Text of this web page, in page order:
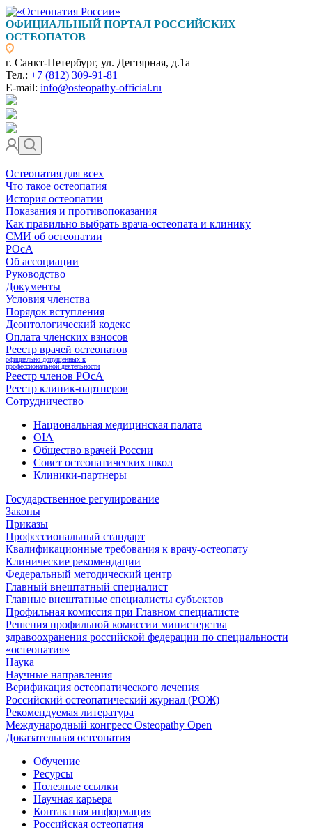
ОФИЦИАЛЬНЫЙ ПОРТАЛ РОССИЙСКИХ
ОСТЕОПАТОВ
г. Санкт-Петербург, ул. Дегтярная, д.1а
Тел.: +7 (812) 309-91-81
E-mail: info@osteopathy-official.ru
Остеопатия для всех
Что такое остеопатия
История остеопатии
Показания и противопоказания
Как правильно выбрать врача-остеопата и клинику
СМИ об остеопатии
РОсА
Об ассоциации
Руководство
Документы
Условия членства
Порядок вступления
Деонтологический кодекс
Оплата членских взносов
Реестр врачей остеопатов
официально допущенных к
профессиональной деятельности
Реестр членов РОсА
Реестр клиник-партнеров
Сотрудничество
Национальная медицинская палата
OIA
Общество врачей России
Совет остеопатических школ
Клиники-партнеры
Государственное регулирование
Законы
Приказы
Профессиональный стандарт
Квалификационные требования к врачу-остеопату
Клинические рекомендации
Федеральный методический центр
Главный внештатный специалист
Главные внештатные специалисты субъектов
Профильная комиссия при Главном специалисте
Решения профильной комиссии министерства
здравоохранения российской федерации по специальности
«остеопатия»
Наука
Научные направления
Верификация остеопатического лечения
Российский остеопатический журнал (РОЖ)
Рекомендуемая литература
Международный конгресс Osteopathy Open
Доказательная остеопатия
Обучение
Ресурсы
Полезные ссылки
Научная карьера
Контактная информация
Российская остеопатия